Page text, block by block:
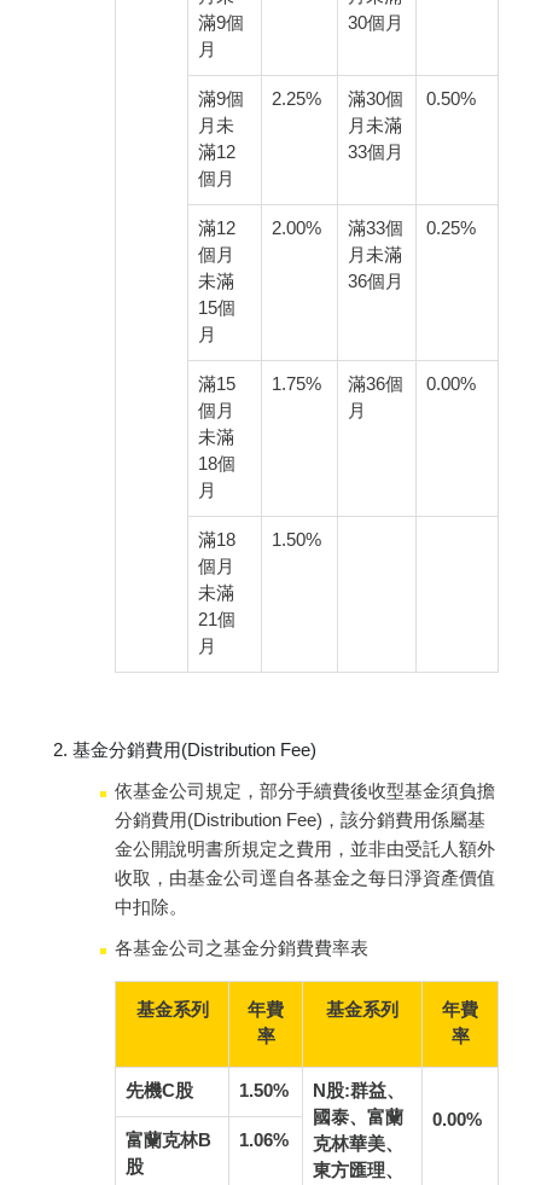
滿9個
月
30個月
滿9個
月未
滿12
個月
2.25%
滿30個
月未滿
33個月
0.50%
滿12
個月
未滿
15個
月
2.00%
滿33個
月未滿
36個月
0.25%
滿15
個月
未滿
18個
月
1.75%
滿36個
月
0.00%
滿18
個月
未滿
21個
月
1.50%
基金分銷費用(Distribution Fee)
依基金公司規定，部分手續費後收型基金須負擔
分銷費用(Distribution Fee)，該分銷費用係屬基
金公開說明書所規定之費用，並非由受託人額外
收取，由基金公司逕自各基金之每日淨資產價值
中扣除。
各基金公司之基金分銷費費率表
基金系列
年費
率
基金系列
年費
率
先機C股 1.50%
N股:群益、
國泰、富蘭
克林華美、
東方匯理、
0.00%
富蘭克林B
股
1.06%